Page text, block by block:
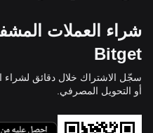
شراء العملات
Bitget
سجّل الاشتراك خلال دقائق لشراء
أو التحويل المصرفي.